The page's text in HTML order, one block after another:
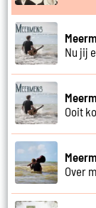
Nu jij
Ooit
Over